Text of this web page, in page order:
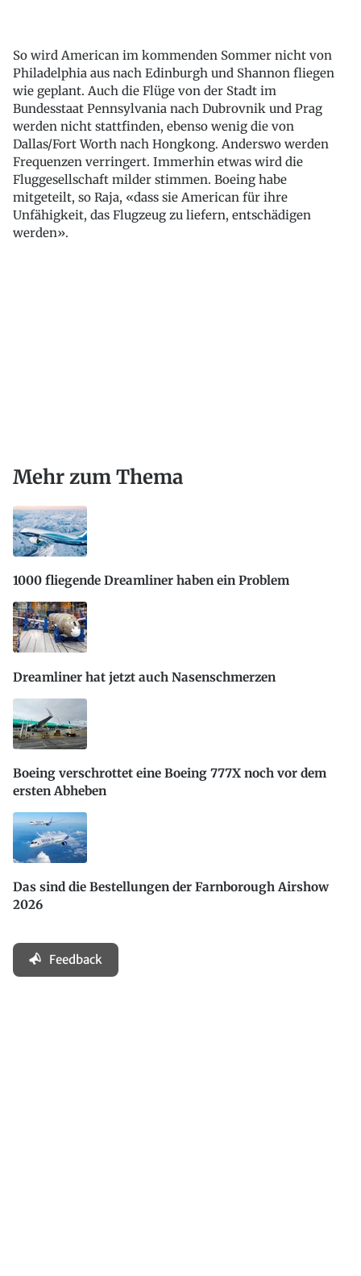
So wird American im kommenden Sommer nicht von
Philadelphia aus nach Edinburgh und Shannon fliegen
wie geplant. Auch die Flüge von der Stadt im
Bundesstaat Pennsylvania nach Dubrovnik und Prag
werden nicht stattfinden, ebenso wenig die von
Dallas/Fort Worth nach Hongkong. Anderswo werden
Frequenzen verringert. Immerhin etwas wird die
Fluggesellschaft milder stimmen. Boeing habe
mitgeteilt, so Raja, «dass sie American für ihre
Unfähigkeit, das Flugzeug zu liefern, entschädigen
werden».
Mehr zum Thema
1000 fliegende Dreamliner haben ein Problem
Dreamliner hat jetzt auch Nasenschmerzen
Boeing verschrottet eine Boeing 777X noch vor dem
ersten Abheben
Das sind die Bestellungen der Farnborough Airshow
2026
Feedback